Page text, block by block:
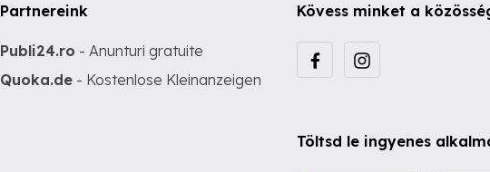
Partnereink
Publi24.ro - Anunturi gratuite
Quoka.de - Kostenlose Kleinanzeigen
Kövess minket a
Töltsd le ingyenes